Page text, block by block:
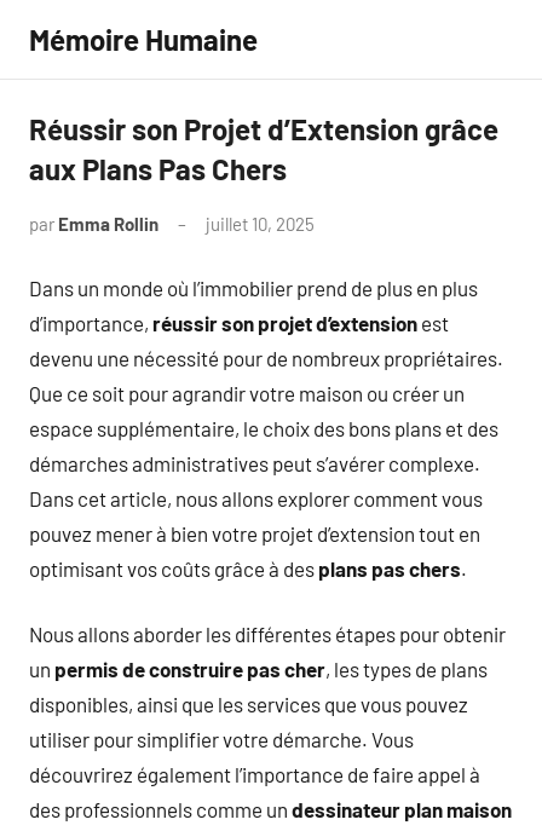
contenu
Mémoire Humaine
Réussir son Projet d’Extension grâce
aux Plans Pas Chers
par Emma Rollin juillet 10, 2025
Dans un monde où l’immobilier prend de plus en plus
d’importance, réussir son projet d’extension est
devenu une nécessité pour de nombreux propriétaires.
Que ce soit pour agrandir votre maison ou créer un
espace supplémentaire, le choix des bons plans et des
démarches administratives peut s’avérer complexe.
Dans cet article, nous allons explorer comment vous
pouvez mener à bien votre projet d’extension tout en
optimisant vos coûts grâce à des plans pas chers.
Nous allons aborder les différentes étapes pour obtenir
un permis de construire pas cher, les types de plans
disponibles, ainsi que les services que vous pouvez
utiliser pour simplifier votre démarche. Vous
découvrirez également l’importance de faire appel à
des professionnels comme un dessinateur plan maison